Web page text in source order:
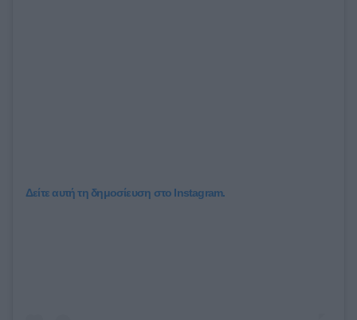
Δείτε αυτή τη δημοσίευση στο Instagram.